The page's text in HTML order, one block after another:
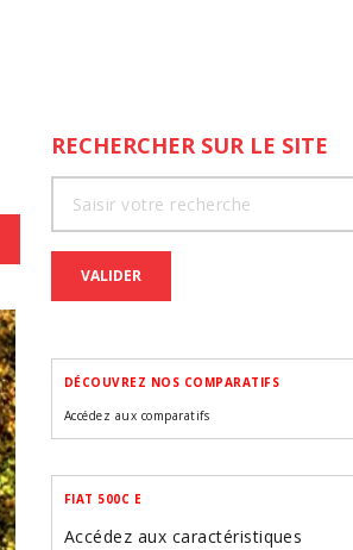
RECHERCHER SUR LE SITE
VALIDER
DÉCOUVREZ NOS COMPARATIFS
Accédez aux comparatifs
FIAT 500C E
Accédez aux caractéristiques